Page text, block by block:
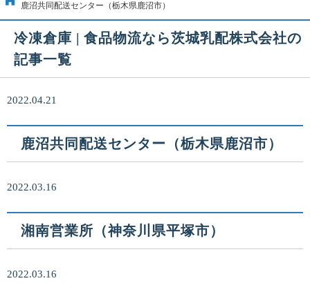
鹿沼共同配送センター（栃木県鹿沼市）
冷凍倉庫 | 食品物流なら茨城乳配株式会社の
記事一覧
2022.04.21
鹿沼共同配送センター（栃木県鹿沼市）
2022.03.16
湘南営業所（神奈川県平塚市）
2022.03.16